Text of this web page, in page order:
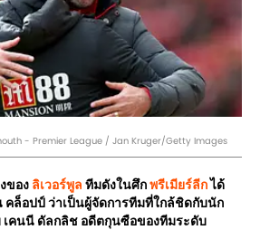
- Premier League / Jan Kruger/Getty Images
ของ ลิเวอร์พูล ทีมดังในศึกพรีเมียร์ลีกได้
คล็อปป์ ว่าเป็นผู้จัดการทีมที่ใกล้ชิดกับนัก
เคนนี ดัลกลิช อดีตกุนซือของทีมระดับ